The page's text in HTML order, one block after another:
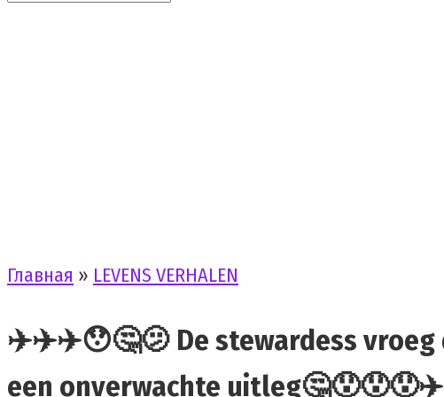
Главная » LEVENS VERHALEN
✈️✈️✈️😯🤔🫤 De stewardess vroeg
een onverwachte